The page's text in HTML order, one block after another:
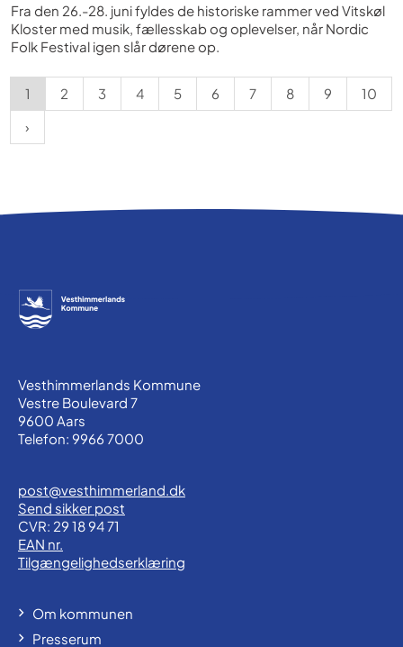
Fra den 26.-28. juni fyldes de historiske rammer ved Vitskøl
Kloster med musik, fællesskab og oplevelser, når Nordic
Folk Festival igen slår dørene op.
1 2 3 4 5 6 7 8 9 10
Vesthimmerlands Kommune
Vestre Boulevard 7
9600 Aars
Telefon: 9966 7000
post@vesthimmerland.dk
Send sikker post
CVR: 29 18 94 71
EAN nr.
Tilgængelighedserklæring
Om kommunen
Presserum